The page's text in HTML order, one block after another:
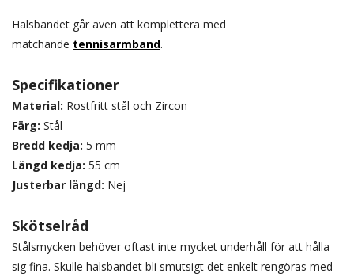
Halsbandet går även att komplettera med
matchande tennisarmband.
Specifikationer
Material: Rostfritt stål och Zircon
Färg: Stål
Bredd kedja: 5 mm
Längd kedja: 55 cm
Justerbar längd: Nej
Skötselråd
Stålsmycken behöver oftast inte mycket underhåll för att hålla
sig fina. Skulle halsbandet bli smutsigt det enkelt rengöras med